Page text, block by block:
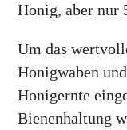
Honig, aber nur
Um das
Honigwaben
Honigernte
Bienenhaltung